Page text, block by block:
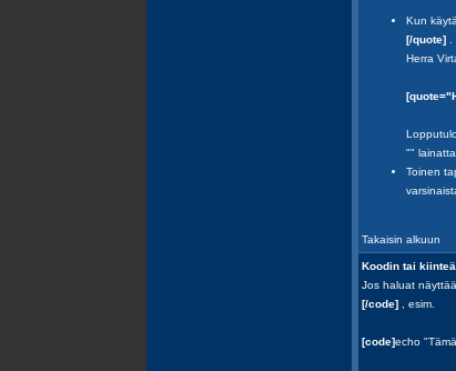
Kun
[/quote] .
Herra
""
Toinen
Takaisin alkuun
Koodin tai
Jos haluat
[/code] , esim.
[code]echo